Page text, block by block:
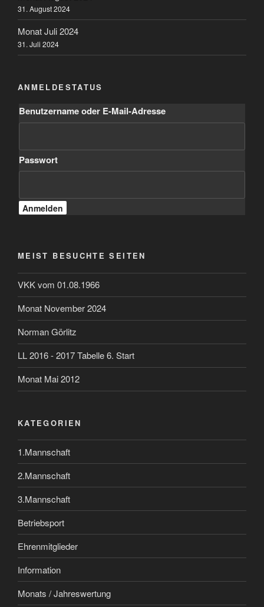
31. August 2024
Monat Juli 2024
31. Juli 2024
ANMELDESTATUS
Benutzername oder E-Mail-Adresse
Passwort
MEIST BESUCHTE SEITEN
VKK vom 01.08.1966
Monat November 2024
Norman Görlitz
LL 2016 - 2017 Tabelle 6. Start
Monat Mai 2012
KATEGORIEN
1.Mannschaft
2.Mannschaft
3.Mannschaft
Betriebsport
Ehrenmitglieder
Information
Monats / Jahreswertung